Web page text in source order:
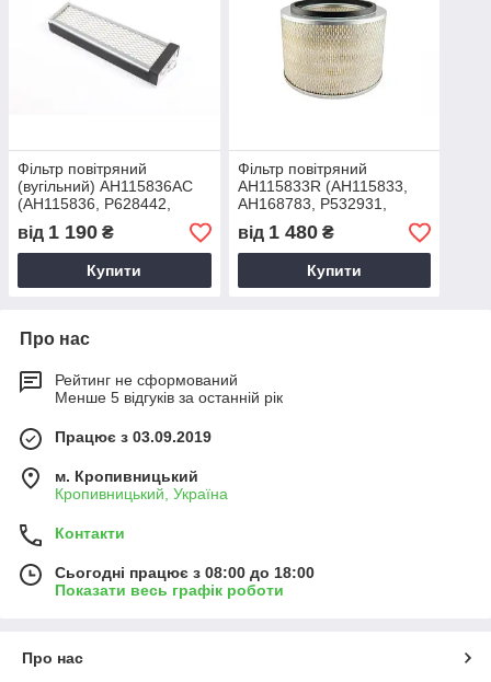
Фільтр повітряний
(вугільний) AH115836AC
(AH115836, P628442,
AF55747, PA3886,
21.21623, MLR2121623,
46691) (HDParts-AG,
від 1 190 ₴
Купити
Фільтр повітряний
AH115833R (AH115833,
AH168783, P532931,
46468, C20019, AF26473,
PA2610, 21.00955,
21.00955) (HDParts-AG,
від 1 480₴
Купити
Про нас
Рейтинг не сформований
Менше 5 відгуків за останній рік
Працює з 03.09.2019
м. Кропивницький
Кропивницький, Україна
Контакти
Сьогодні працює з 08:00 до 18:00
Показати весь графік роботи
Про нас